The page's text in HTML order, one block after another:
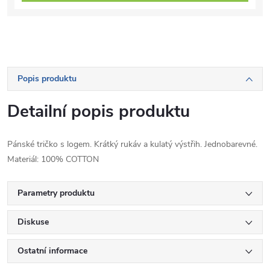
Popis produktu
Detailní popis produktu
Pánské tričko s logem. Krátký rukáv a kulatý výstřih. Jednobarevné.
Materiál: 100% COTTON
Parametry produktu
Diskuse
Ostatní informace